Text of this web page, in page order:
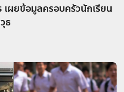
เผยข้อมูลครอบครัวนักเรียน
ธ